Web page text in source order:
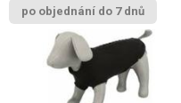
po objednání do 7 dnů